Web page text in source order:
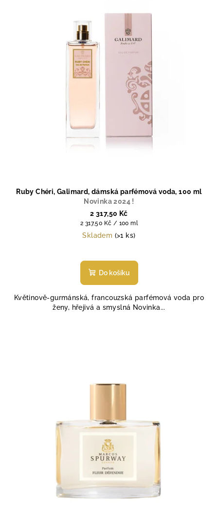
Ruby Chéri, Galimard, dámská parfémová voda, 100 ml
Novinka 2024 !
2 317,50 Kč
Měrná
cena:
2 317,50 Kč / 100 ml
Skladem (>1 ks)
hodnocení
produktu
z
5
Do košíku
Květinově-gurmánská, francouzská parfémová voda pro
ženy, hřejivá a smyslná Novinka...